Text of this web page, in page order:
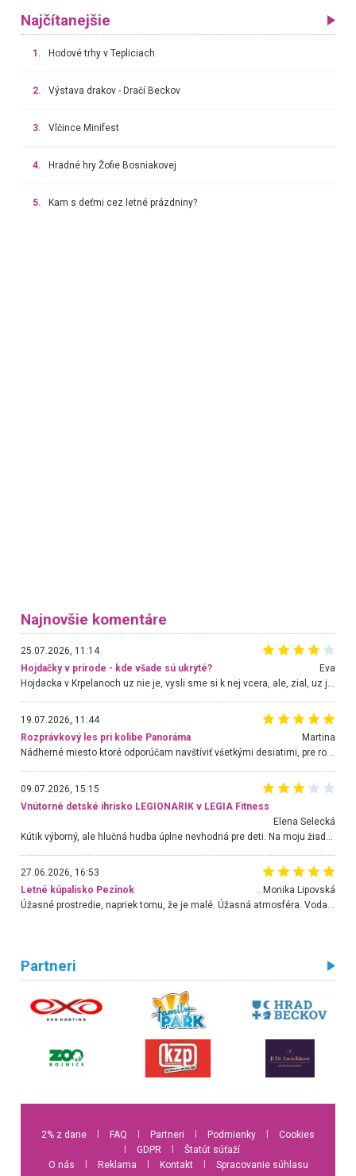
Najčítanejšie
1. Hodové trhy v Tepliciach
2. Výstava drakov - Dračí Beckov
3. Vlčince Minifest
4. Hradné hry Žofie Bosniakovej
5. Kam s deťmi cez letné prázdniny?
Najnovšie komentáre
25.07.2026, 11:14
Hojdačky v prírode - kde všade sú ukryté?
Eva
Hojdacka v Krpelanoch uz nie je, vysli sme si k nej vcera, ale, zial, uz je znicena. Ak sem planujete cestu len kvoli hojdacke, mozete si ju usetrit. Krasny vyhlad je tu vsak aj bez hojdacky :-)
19.07.2026, 11:44
Rozprávkový les pri kolibe Panoráma
Martina
Nádherné miesto ktoré odporúčam navštíviť všetkými desiatimi, pre rodiny s deťmi, dôchodcom... Proste a jednoducho ozaj rozprávkový les.. určite ešte prídeme. Odniesli sme si na pamiatku krásne tričká,
09.07.2026, 15:15
Vnútorné detské ihrisko LEGIONARIK v LEGIA Fitness
Elena Selecká
27.06.2026, 16:53
Letné kúpalisko Pezinok
. Monika Lipovská
Úžasné prostredie, napriek tomu, že je malé. Úžasná atmosféra. Voda fantastická a nádherná. Ľudí je pomerne veľa, ale su mili a ohľaduplní. Je veľmi zaujímavé sledovať, ako dokážu spolu športovať cudzí ľudia a bez ohľadu na vek. Vládne tu pohoda. Vnuka neviem dostať z vody. Ďakujem za krásny deň . Urcite sa sem vrátim. Jediný problém je s parkovaním, ale aj ten sa mi podarilo vyriešiť. Monika Bratislava
Partneri
2% z dane FAQ Partneri Podmienky
Cookies
GDPR
Štatút súťaží
O nás
Reklama Kontakt Spracovanie súhlasu